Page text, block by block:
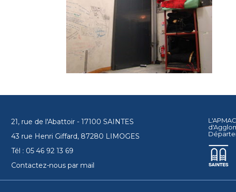
21, rue de l'Abattoir - 17100 SAINTES
43 rue Henri Giffard, 87280 LIMOGES
Tél : 05 46 92 13 69
Contactez-nous par mail